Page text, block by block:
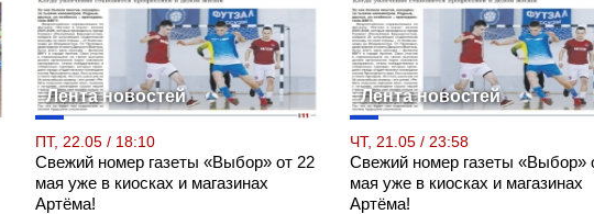
Лента новостей
ПТ, 22.05 / 18:10
Свежий номер газеты «Выбор» от 22
мая уже в киосках и магазинах
Артёма!
Лента новостей
ЧТ, 21.05 / 23:58
Свежий номер газеты «Выбор»
мая уже в киосках и магазинах
Артёма!